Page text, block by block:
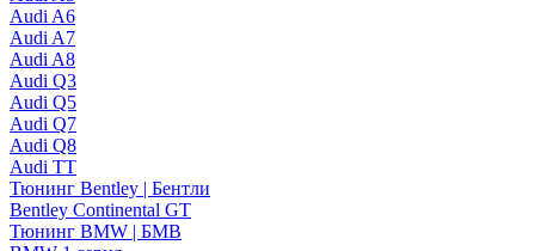
Audi A6
Audi A7
Audi A8
Audi Q3
Audi Q5
Audi Q7
Audi Q8
Audi TT
Тюнинг Bentley | Бентли
Bentley Continental GT
Тюнинг BMW | БМВ